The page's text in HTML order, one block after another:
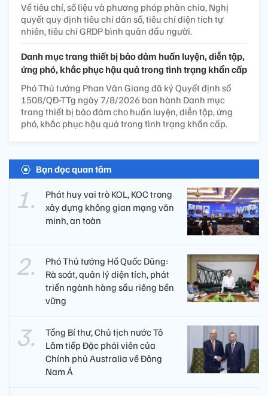
Về tiêu chí, số liệu và phương pháp phân chia, Nghị
quyết quy định tiêu chí dân số, tiêu chí diện tích tự
nhiên, tiêu chí GRDP bình quân đầu người.
Danh mục trang thiết bị bảo đảm huấn luyện, diễn tập,
ứng phó, khắc phục hậu quả trong tình trạng khẩn cấp
Phó Thủ tướng Phan Văn Giang đã ký Quyết định số
1508/QĐ-TTg ngày 7/8/2026 ban hành Danh mục
trang thiết bị bảo đảm cho huấn luyện, diễn tập, ứng
phó, khắc phục hậu quả trong tình trạng khẩn cấp.
Bạn đọc quan tâm
Phát huy vai trò KOL, KOC trong
xây dựng không gian mạng văn
minh, an toàn
Phó Thủ tướng Hồ Quốc Dũng:
Rà soát, quản lý diện tích, phát
triển ngành hàng sầu riêng bền
vững
Tổng Bí thư, Chủ tịch nước Tô
Lâm tiếp Đặc phái viên của
Chính phủ Australia về Đông
Nam Á